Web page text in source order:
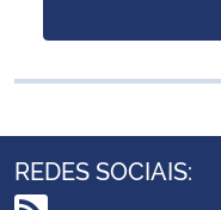
REDES SOCIAIS: